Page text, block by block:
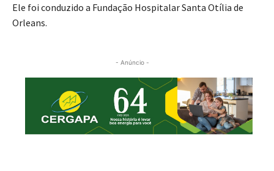
Ele foi conduzido a Fundação Hospitalar Santa Otília de
Orleans.
- Anúncio -